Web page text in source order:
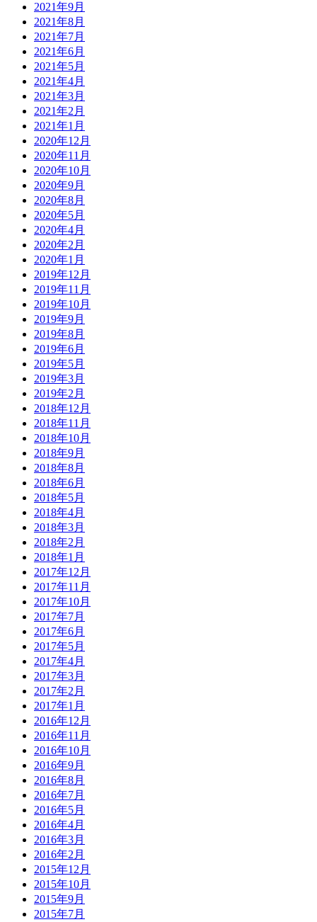
2021年9月
2021年8月
2021年7月
2021年6月
2021年5月
2021年4月
2021年3月
2021年2月
2021年1月
2020年12月
2020年11月
2020年10月
2020年9月
2020年8月
2020年5月
2020年4月
2020年2月
2020年1月
2019年12月
2019年11月
2019年10月
2019年9月
2019年8月
2019年6月
2019年5月
2019年3月
2019年2月
2018年12月
2018年11月
2018年10月
2018年9月
2018年8月
2018年6月
2018年5月
2018年4月
2018年3月
2018年2月
2018年1月
2017年12月
2017年11月
2017年10月
2017年7月
2017年6月
2017年5月
2017年4月
2017年3月
2017年2月
2017年1月
2016年12月
2016年11月
2016年10月
2016年9月
2016年8月
2016年7月
2016年5月
2016年4月
2016年3月
2016年2月
2015年12月
2015年10月
2015年9月
2015年7月